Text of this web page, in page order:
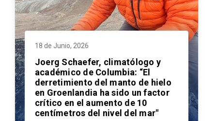
18 de Junio, 2026
Joerg Schaefer, climatólogo y
académico de Columbia: “El
derretimiento del manto de hielo
en Groenlandia ha sido un factor
crítico en el aumento de 10
centímetros del nivel del mar"